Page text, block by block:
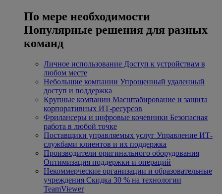
По мере необходимости
Популярные решения для разных
команд
Личное использование Доступ к устройствам в
любом месте
Небольшие компании Упрощенный удаленный
доступ и поддержка
Крупные компании Масштабирование и защита
корпоративных ИТ-ресурсов
Фрилансеры и цифровые кочевники Безопасная
работа в любой точке
Поставщики управляемых услуг Управление ИТ-
службами клиентов и их поддержка
Производители оригинального оборудования
Оптимизация поддержки и операций
Некоммерческие организации и образовательные
учреждения Скидка 30 % на технологии
TeamViewer